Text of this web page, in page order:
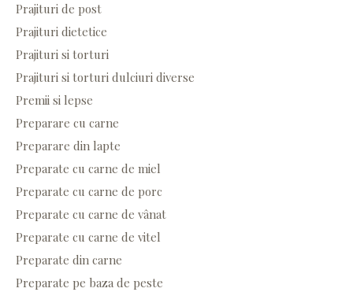
Prajituri de post
Prajituri dietetice
Prajituri si torturi
Prajituri si torturi dulciuri diverse
Premii si lepse
Preparare cu carne
Preparare din lapte
Preparate cu carne de miel
Preparate cu carne de porc
Preparate cu carne de vânat
Preparate cu carne de vitel
Preparate din carne
Preparate pe baza de peste